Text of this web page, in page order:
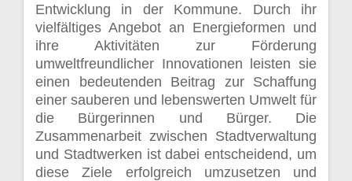
Entwicklung in der Kommune. Durch ihr
vielfältiges Angebot an Energieformen und
ihre Aktivitäten zur Förderung
umweltfreundlicher Innovationen leisten sie
einen bedeutenden Beitrag zur Schaffung
einer sauberen und lebenswerten Umwelt für
die Bürgerinnen und Bürger. Die
Zusammenarbeit zwischen Stadtverwaltung
und Stadtwerken ist dabei entscheidend, um
diese Ziele erfolgreich umzusetzen und